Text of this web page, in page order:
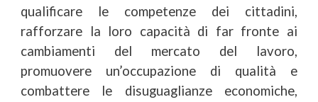
qualificare le competenze dei cittadini,
rafforzare la loro capacità di far fronte ai
cambiamenti del mercato del lavoro,
promuovere un’occupazione di qualità e
combattere le disuguaglianze economiche,